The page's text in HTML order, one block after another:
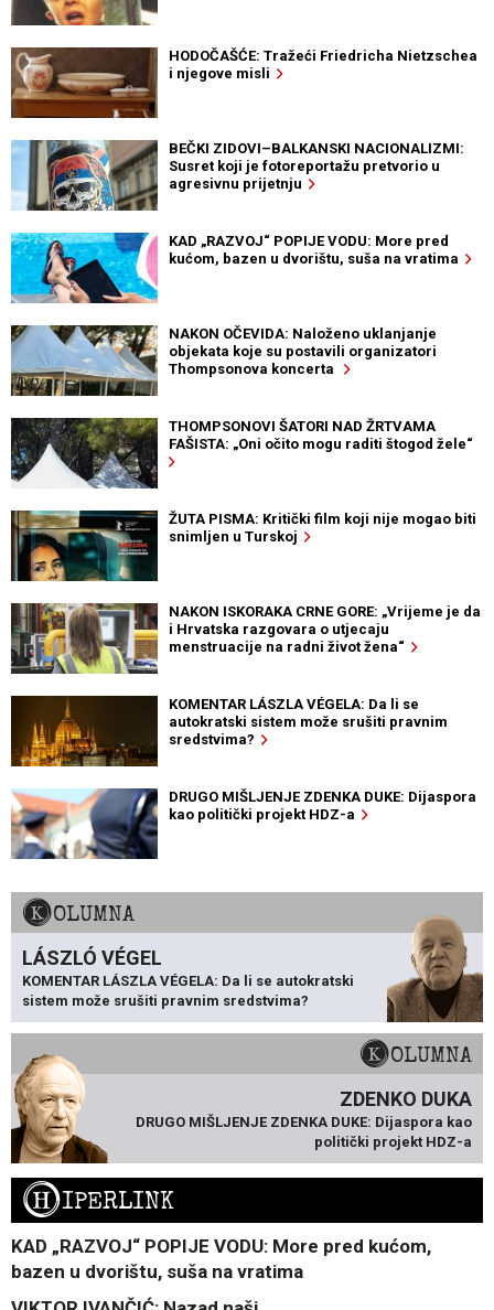
HODOČAŠĆE: Tražeći Friedricha Nietzschea
i njegove misli
BEČKI ZIDOVI–BALKANSKI NACIONALIZMI:
Susret koji je fotoreportažu pretvorio u
agresivnu prijetnju
KAD „RAZVOJ“ POPIJE VODU: More pred
kućom, bazen u dvorištu, suša na vratima
NAKON OČEVIDA: Naloženo uklanjanje
objekata koje su postavili organizatori
Thompsonova koncerta
THOMPSONOVI ŠATORI NAD ŽRTVAMA
FAŠISTA: „Oni očito mogu raditi štogod žele“
ŽUTA PISMA: Kritički film koji nije mogao biti
snimljen u Turskoj
NAKON ISKORAKA CRNE GORE: „Vrijeme je da
i Hrvatska razgovara o utjecaju
menstruacije na radni život žena“
KOMENTAR LÁSZLA VÉGELA: Da li se
autokratski sistem može srušiti pravnim
sredstvima?
DRUGO MIŠLJENJE ZDENKA DUKE: Dijaspora
kao politički projekt HDZ-a
KOLUMNA
LÁSZLÓ VÉGEL
KOMENTAR LÁSZLA VÉGELA: Da li se autokratski
sistem može srušiti pravnim sredstvima?
KOLUMNA
ZDENKO DUKA
DRUGO MIŠLJENJE ZDENKA DUKE: Dijaspora kao
politički projekt HDZ-a
HIPERLINK
KAD „RAZVOJ“ POPIJE VODU: More pred kućom,
bazen u dvorištu, suša na vratima